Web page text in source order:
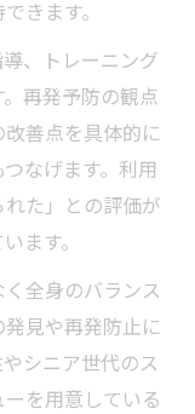
きます。
、トレーニング
再発予防の観点
善点を具体的に
なげます。利用
た」との評価が
ます。
全身のバランス
見や再発防止に
シニア世代のス
を用意している